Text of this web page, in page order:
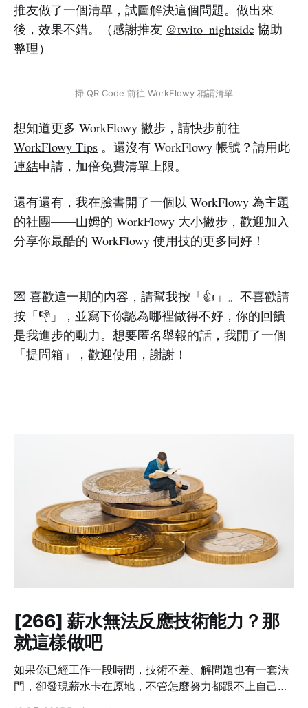
推友做了一個清單，試圖解決這個問題。做出來
後，效果不錯。（感謝推友 @twito_nightside 協助
整理）
掃 QR Code 前往 WorkFlowy 稱謂清單
想知道更多 WorkFlowy 撇步，請快步前往
WorkFlowy Tips 。還沒有 WorkFlowy 帳號？請用此
連結申請，加倍免費清單上限。
還有還有，我在臉書開了一個以 WorkFlowy 為主題
的社團——山姆的 WorkFlowy 大小撇步 ，歡迎加入
分享你最酷的 WorkFlowy 使用技的更多同好！
💌 喜歡這一期的內容，請幫我按「👍」。不喜歡請
按「👎」，並寫下你認為哪裡做得不好，你的回饋
是我進步的動力。想要匿名舉報的話，我開了一個
「提問箱 」，歡迎使用，謝謝！
[266] 薪水無法反應技術能力？那
就這樣做吧
如果你已經工作一段時間，技術不差、解問題也有一套法
門，卻發現薪水卡在原地，不管怎麼努力都跟不上自己的